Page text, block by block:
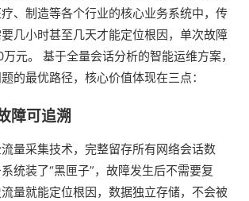
、制造等各个行业的核心业务系统中，传
几小时甚至几天才能定位根因，单次故障
元。 基于全量会话分析的智能运维方案，
的最优路径，核心价值体现在三点：
障可追溯
量采集技术，完整留存所有网络会话数
统装了“黑匣子”，故障发生后不需要复
量就能定位根因，数据独立存储，不会被